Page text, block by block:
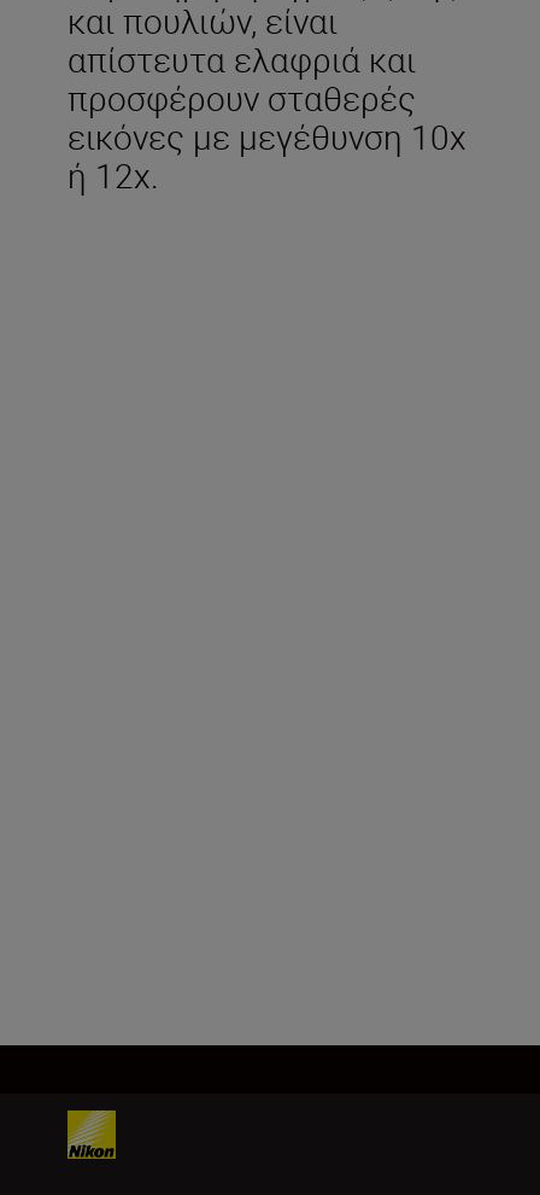
και πουλιών, είναι
απίστευτα ελαφριά και
προσφέρουν σταθερές
εικόνες με μεγέθυνση 10x
ή 12x.